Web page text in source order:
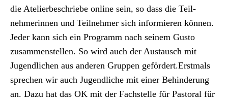
die Ate­lierbeschriebe online sein, so dass die Teil­
nehmerin­nen und Teil­nehmer sich informieren kön­nen.
Jed­er kann sich ein Pro­gramm nach seinem Gus­to
zusam­men­stellen. So wird auch der Aus­tausch mit
Jugendlichen aus anderen Grup­pen gefördert.Erst­mals
sprechen wir auch Jugendliche mit ein­er Behin­derung
an. Dazu hat das OK mit der Fach­stelle für Pas­toral für